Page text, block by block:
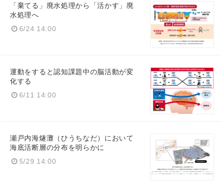
「棄てる」廃水処理から「活かす」廃
水処理へ
6/24 14:00
運動をすると認知課題中の脳活動が変
化する
6/11 14:00
瀬戸内海燧灘（ひうちなだ）において
海底活断層の分布を明らかに
5/29 14:00